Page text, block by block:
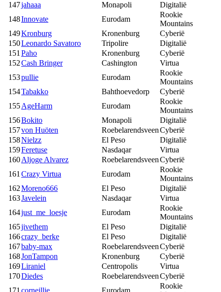
147jahaaa Monapoli
Digitalië
148Innovate Eurodam
Rookie
Mountains
149Kronburg Kronenburg
Cyberië
150Leonardo Savatoro Tripolire
Digitalië
151Paho Kronenburg
Cyberië
152Cash Bringer Cashington
Virtua
153pullie Eurodam
Rookie
Mountains
154Tabakko Bahthoevedorp
Cyberië
155AgeHarm Eurodam
Rookie
Mountains
156Bokito Monapoli
Digitalië
157von Huöten RoebelarendsveenCyberië
158Nielzz El Peso
Digitalië
159Feretuse Nasdaqar
Virtua
160Aljoge Alvarez RoebelarendsveenCyberië
161Crazy Virtua Eurodam
Rookie
Mountains
162Moreno666 El Peso
Digitalië
163Javelein Nasdaqar
Virtua
164just_me_loesje Eurodam
Rookie
Mountains
165jivethem El Peso
Digitalië
166crazy_berke El Peso
Digitalië
167baby-max RoebelarendsveenCyberië
168JonTampon Kronenburg
Cyberië
169Liraniel Centropolis
Virtua
170Diedes RoebelarendsveenCyberië
Rookie